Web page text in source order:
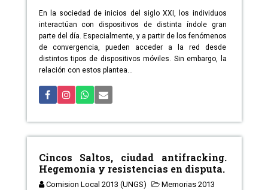
En la sociedad de inicios del siglo XXI, los individuos
interactúan con dispositivos de distinta índole gran
parte del día. Especialmente, y a partir de los fenómenos
de convergencia, pueden acceder a la red desde
distintos tipos de dispositivos móviles. Sin embargo, la
relación con estos plantea...
Cincos Saltos, ciudad antifracking.
Hegemonía y resistencias en disputa.
Comision Local 2013 (UNGS) Memorias 2013